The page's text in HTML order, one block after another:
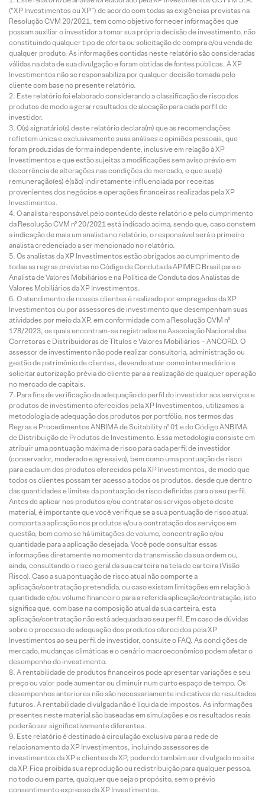
(“XP Investimentos ou XP”) de acordo com todas as exigências previstas na
Resolução CVM 20/2021, tem como objetivo fornecer informações que
possam auxiliar o investidor a tomar sua própria decisão de investimento, não
constituindo qualquer tipo de oferta ou solicitação de compra e/ou venda de
qualquer produto. As informações contidas neste relatório são consideradas
válidas na data de sua divulgação e foram obtidas de fontes públicas. A XP
Investimentos não se responsabiliza por qualquer decisão tomada pelo
cliente com base no presente relatório.
Este relatório foi elaborado considerando a classificação de risco dos
produtos de modo a gerar resultados de alocação para cada perfil de
investidor.
O(s) signatário(s) deste relatório declara(m) que as recomendações
refletem única e exclusivamente suas análises e opiniões pessoais, que
foram produzidas de forma independente, inclusive em relação à XP
Investimentos e que estão sujeitas a modificações sem aviso prévio em
decorrência de alterações nas condições de mercado, e que sua(s)
remuneração(es) é(são) indiretamente influenciada por receitas
provenientes dos negócios e operações financeiras realizadas pela XP
Investimentos.
O analista responsável pelo conteúdo deste relatório e pelo cumprimento
da Resolução CVM nº 20/2021 está indicado acima, sendo que, caso constem
a indicação de mais um analista no relatório, o responsável será o primeiro
analista credenciado a ser mencionado no relatório.
Os analistas da XP Investimentos estão obrigados ao cumprimento de
todas as regras previstas no Código de Conduta da APIMEC Brasil para o
Analista de Valores Mobiliários e na Política de Conduta dos Analistas de
Valores Mobiliários da XP Investimentos.
O atendimento de nossos clientes é realizado por empregados da XP
Investimentos ou por assessores de investimento que desempenham suas
atividades por meio da XP, em conformidade com a Resolução CVM nº
178/2023, os quais encontram-se registrados na Associação Nacional das
Corretoras e Distribuidoras de Títulos e Valores Mobiliários – ANCORD. O
assessor de investimento não pode realizar consultoria, administração ou
gestão de patrimônio de clientes, devendo atuar como intermediário e
solicitar autorização prévia do cliente para a realização de qualquer operação
no mercado de capitais.
Para fins de verificação da adequação do perfil do investidor aos serviços e
produtos de investimento oferecidos pela XP Investimentos, utilizamos a
metodologia de adequação dos produtos por portfólio, nos termos das
Regras e Procedimentos ANBIMA de Suitability nº 01 e do Código ANBIMA
de Distribuição de Produtos de Investimento. Essa metodologia consiste em
atribuir uma pontuação máxima de risco para cada perfil de investidor
(conservador, moderado e agressivo), bem como uma pontuação de risco
para cada um dos produtos oferecidos pela XP Investimentos, de modo que
todos os clientes possam ter acesso a todos os produtos, desde que dentro
das quantidades e limites da pontuação de risco definidas para o seu perfil.
Antes de aplicar nos produtos e/ou contratar os serviços objeto deste
material, é importante que você verifique se a sua pontuação de risco atual
comporta a aplicação nos produtos e/ou a contratação dos serviços em
questão, bem como se há limitações de volume, concentração e/ou
quantidade para a aplicação desejada. Você pode consultar essas
informações diretamente no momento da transmissão da sua ordem ou,
ainda, consultando o risco geral da sua carteira na tela de carteira (Visão
Risco). Caso a sua pontuação de risco atual não comporte a
aplicação/contratação pretendida, ou caso existam limitações em relação à
quantidade e/ou volume financeiro para a referida aplicação/contratação, isto
significa que, com base na composição atual da sua carteira, esta
aplicação/contratação não está adequada ao seu perfil. Em caso de dúvidas
sobre o processo de adequação dos produtos oferecidos pela XP
Investimentos ao seu perfil de investidor, consulte o FAQ. As condições de
mercado, mudanças climáticas e o cenário macroeconômico podem afetar o
desempenho do investimento.
A rentabilidade de produtos financeiros pode apresentar variações e seu
preço ou valor pode aumentar ou diminuir num curto espaço de tempo. Os
desempenhos anteriores não são necessariamente indicativos de resultados
futuros. A rentabilidade divulgada não é líquida de impostos. As informações
presentes neste material são baseadas em simulações e os resultados reais
poderão ser significativamente diferentes.
Este relatório é destinado à circulação exclusiva para a rede de
relacionamento da XP Investimentos, incluindo assessores de
investimentos da XP e clientes da XP, podendo também ser divulgado no site
da XP. Fica proibida sua reprodução ou redistribuição para qualquer pessoa,
no todo ou em parte, qualquer que seja o propósito, sem o prévio
consentimento expresso da XP Investimentos.